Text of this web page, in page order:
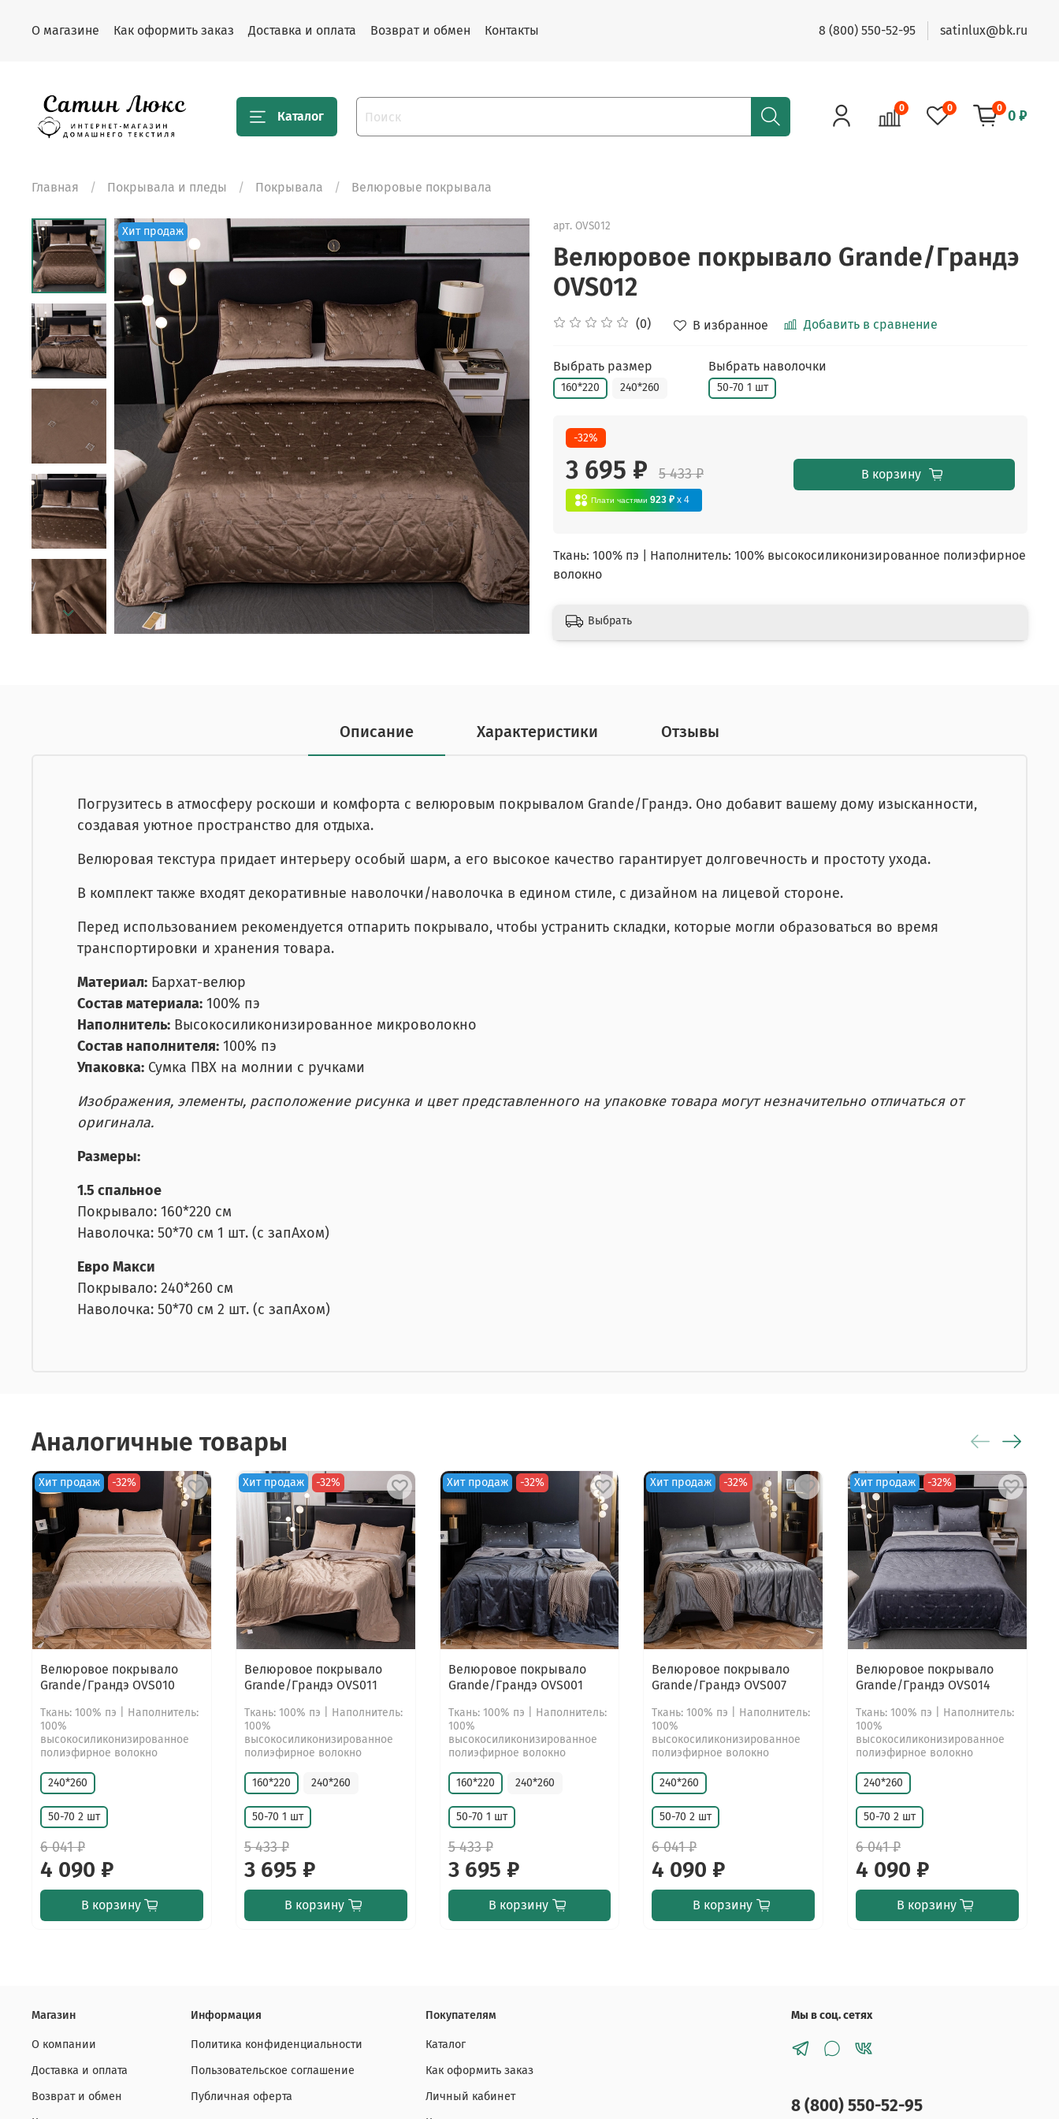
О магазине Как оформить заказ Доставка и оплата Возврат и обмен Контакты 8 (800) 550-52-95 satinlux@bk.ru
Каталог
0 0 0 0 ₽
Главная Покрывала и пледы Покрывала Велюровые покрывала
Хит продаж арт. OVS012
Велюровое покрывало Grande/Грандэ
OVS012
(0) В избранное Добавить в сравнение
Выбрать размер
160*220 240*260
Выбрать наволочки
50-70 1 шт
-32%
3 695 ₽ 5 433 ₽
Плати частями 923 ₽ x 4
В корзину
Ткань: 100% пэ | Наполнитель: 100% высокосиликонизированное полиэфирное
волокно
Выбрать
Описание Характеристики Отзывы
Погрузитесь в атмосферу роскоши и комфорта с велюровым покрывалом Grande/Грандэ. Оно добавит вашему дому изысканности,
создавая уютное пространство для отдыха.
Велюровая текстура придает интерьеру особый шарм, а его высокое качество гарантирует долговечность и простоту ухода.
В комплект также входят декоративные наволочки/наволочка в едином стиле, с дизайном на лицевой стороне.
Перед использованием рекомендуется отпарить покрывало, чтобы устранить складки, которые могли образоваться во время
транспортировки и хранения товара.
Материал: Бархат-велюр
Состав материала: 100% пэ
Наполнитель: Высокосиликонизированное микроволокно
Состав наполнителя: 100% пэ
Упаковка: Сумка ПВХ на молнии с ручками
Изображения, элементы, расположение рисунка и цвет представленного на упаковке товара могут незначительно отличаться от
оригинала.
Размеры:
1.5 спальное
Покрывало: 160*220 см
Наволочка: 50*70 см 1 шт. (с запАхом)
Евро Макси
Покрывало: 240*260 см
Наволочка: 50*70 см 2 шт. (с запАхом)
Аналогичные товары
Хит продаж -32%
Велюровое покрывало
Grande/Грандэ OVS010
Ткань: 100% пэ | Наполнитель:
100%
высокосиликонизированное
полиэфирное волокно
240*260
50-70 2 шт
6 041 ₽
4 090 ₽
В корзину
Хит продаж -32%
Велюровое покрывало
Grande/Грандэ OVS011
Ткань: 100% пэ | Наполнитель:
100%
высокосиликонизированное
полиэфирное волокно
160*220 240*260
50-70 1 шт
5 433 ₽
3 695 ₽
В корзину
Хит продаж -32%
Велюровое покрывало
Grande/Грандэ OVS001
Ткань: 100% пэ | Наполнитель:
100%
высокосиликонизированное
полиэфирное волокно
160*220 240*260
50-70 1 шт
5 433 ₽
3 695 ₽
В корзину
Хит продаж -32%
Велюровое покрывало
Grande/Грандэ OVS007
Ткань: 100% пэ | Наполнитель:
100%
высокосиликонизированное
полиэфирное волокно
240*260
50-70 2 шт
6 041 ₽
4 090 ₽
В корзину
Хит продаж -32%
Велюровое покрывало
Grande/Грандэ OVS014
Ткань: 100% пэ | Наполнитель:
100%
высокосиликонизированное
полиэфирное волокно
240*260
50-70 2 шт
6 041 ₽
4 090 ₽
В корзину
Магазин
О компании
Доставка и оплата
Возврат и обмен
Информация
Политика конфиденциальности
Пользовательское соглашение
Публичная оферта
Покупателям
Каталог
Как оформить заказ
Личный кабинет
Мы в соц. сетях
8 (800) 550-52-95